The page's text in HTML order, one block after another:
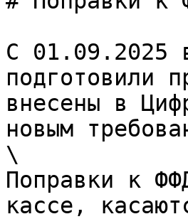
С 01.09.2025
подготовили
внесены в
новым
\
Поправки к
кассе,